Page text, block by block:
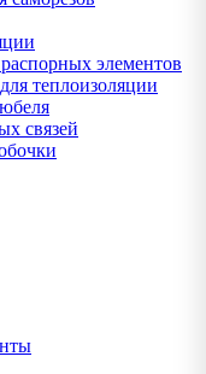
элементов
теплоизоляции
связей